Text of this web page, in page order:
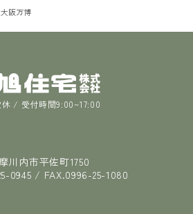
大阪万博
休 / 受付時間9:00~17:00
川内市平佐町1750
0945 / FAX.0996-25-1080